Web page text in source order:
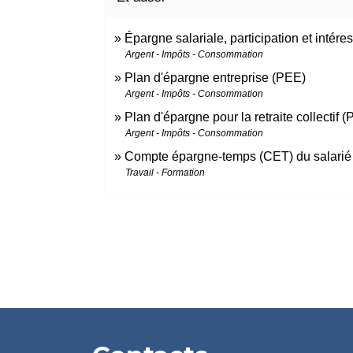
Épargne salariale, participation et
Argent - Impôts - Consommation
Plan d'épargne entreprise (PEE)
Argent - Impôts - Consommation
Plan d'épargne pour la retraite collectif
Argent - Impôts - Consommation
Compte épargne-temps (CET) du salarié
Travail - Formation